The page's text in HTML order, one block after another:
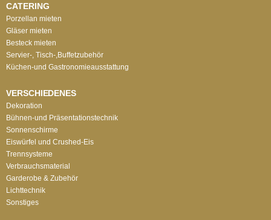
CATERING
Porzellan mieten
Gläser mieten
Besteck mieten
Servier-, Tisch-,Buffetzubehör
Küchen-und Gastronomieausstattung
VERSCHIEDENES
Dekoration
Bühnen-und Präsentationstechnik
Sonnenschirme
Eiswürfel und Crushed-Eis
Trennsysteme
Verbrauchsmaterial
Garderobe & Zubehör
Lichttechnik
Sonstiges